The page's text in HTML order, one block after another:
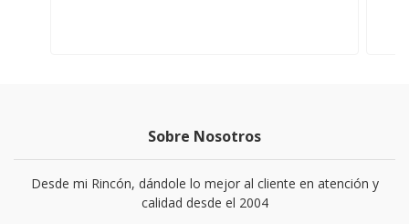
Sobre Nosotros
Desde mi Rincón, dándole lo mejor al cliente en atención y
calidad desde el 2004